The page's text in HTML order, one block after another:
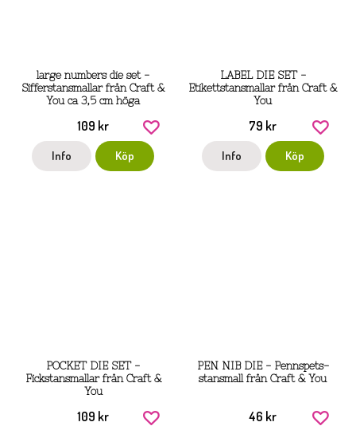
large numbers die set -
Sifferstansmallar från Craft &
You ca 3,5 cm höga
109 kr
Info Köp
LABEL DIE SET -
Etikettstansmallar från Craft &
You
79 kr
Info Köp
POCKET DIE SET -
Fickstansmallar från Craft &
You
109 kr
PEN NIB DIE - Pennspets-
stansmall från Craft & You
46 kr